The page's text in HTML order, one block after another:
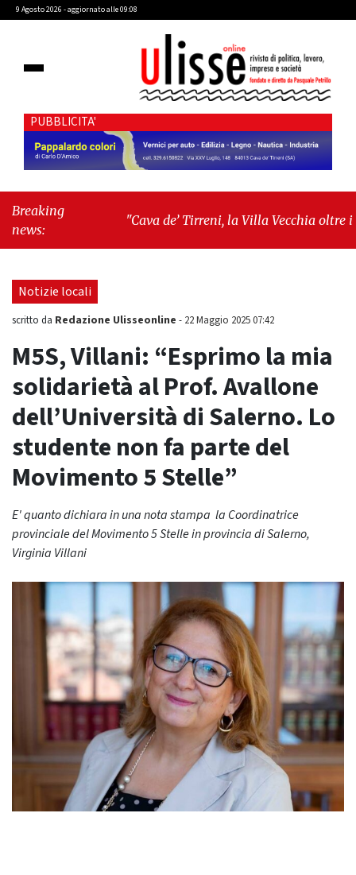
9 Agosto 2026 - aggiornato alle 09:08
PUBBLICITA'
Breaking
news:
"Cava de’ Tirreni, la Villa Vecchia oltre i
seduta consiliare: “Serve chiarezza!”"
Notizie locali
scritto da Redazione Ulisseonline - 22 Maggio 2025 07:42
M5S, Villani: “Esprimo la mia
solidarietà al Prof. Avallone
dell’Università di Salerno. Lo
studente non fa parte del
Movimento 5 Stelle”
E' quanto dichiara in una nota stampa la Coordinatrice
provinciale del Movimento 5 Stelle in provincia di Salerno,
Virginia Villani